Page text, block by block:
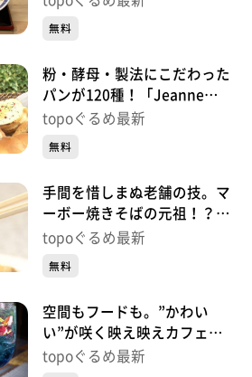
無料
粉・酵母・製法にこだわった
パンが120種！「Jeanne
d’arc Fils&Père」（若林区木
topoぐるめ最新
無料
手間を惜しまぬ老舗の技。マ
ーボー焼きそばの元祖！？
「中国菜館まんみ」（泉区泉
topoぐるめ最新
無料
空間もフードも。”かわい
い”が咲く映え映えカフェ
「今日も花が綺麗ですね」
topoぐるめ最新